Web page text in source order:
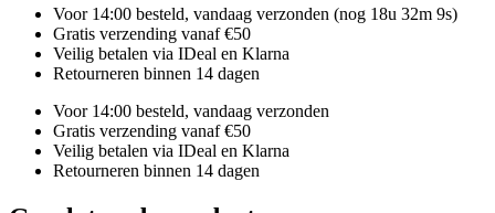
Voor 14:00 besteld, vandaag verzonden (nog 18u 32m 8s)
Gratis verzending vanaf €50
Veilig betalen via IDeal en Klarna
Retourneren binnen 14 dagen
Voor 14:00 besteld, vandaag verzonden
Gratis verzending vanaf €50
Veilig betalen via IDeal en Klarna
Retourneren binnen 14 dagen